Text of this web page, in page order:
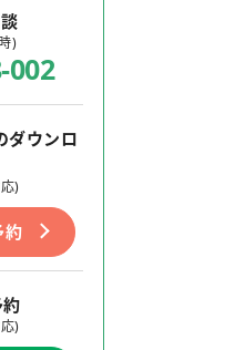
)
002
ダウンロ
)
約
)